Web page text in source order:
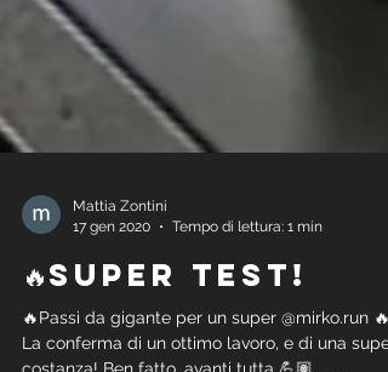
17 gen 2020
Tempo di lettura: 1 min
🔥Super test!
🔥Passi da gigante per un super @mirko.run 🔥